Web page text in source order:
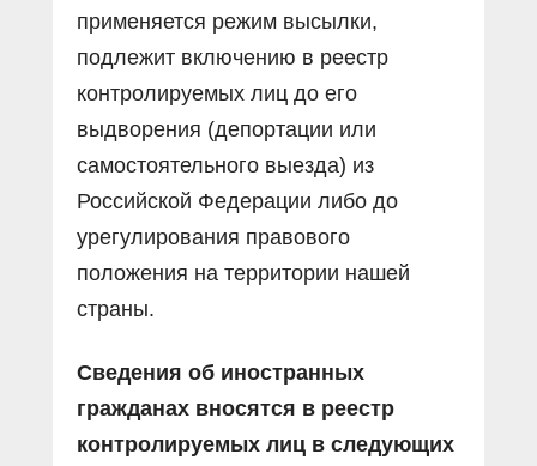
применяется режим высылки,
подлежит включению в реестр
контролируемых лиц до его
выдворения (депортации или
самостоятельного выезда) из
Российской Федерации либо до
урегулирования правового
положения на территории нашей
страны.
Сведения об иностранных
гражданах вносятся в реестр
контролируемых лиц в следующих